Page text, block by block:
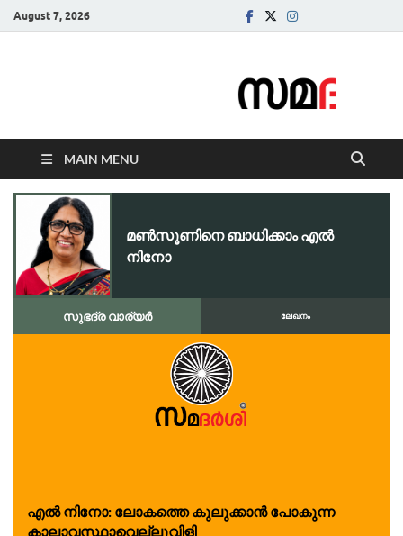
August 7, 2026
MAIN MENU
മൺസൂണിനെ ബാധിക്കാം എൽ
നിനോ
സുഭദ്ര വാര്യർ ലേഖനം
എൽ നിനോ: ലോകത്തെ കുലുക്കാൻ പോകുന്ന
കാലാവസ്ഥാവെല്ലുവിളി